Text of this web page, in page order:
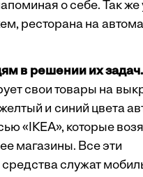
о себе. Так же
ресторана на
в решении их задач.
свои товары на
и синий цвета
«IKEA», которые
магазины. Все эти
служат